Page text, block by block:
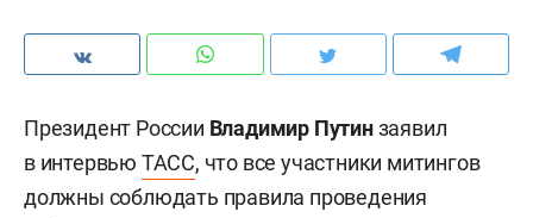
Президент России Владимир Путинзаявил
в интервью ТАСС, что все участники митингов
должны соблюдать правила проведения